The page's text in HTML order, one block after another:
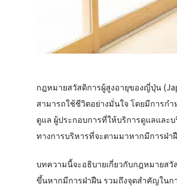
กฎหมายสวัสดิการผู้สูงอายุของญี่ปุ่น
สามารถใช้ชีวิตอย่างมั่นใจ โดยมีการก
ดูแล ผู้ประกอบการที่ให้บริการดูแลและ
ทางการบริหารที่จะตามมาหากมีการฝ่า
บทความนี้จะอธิบายเกี่ยวกับกฎหมายสวั
ขึ้นหากมีการฝ่าฝืน รวมถึงจุดสำคัญใน